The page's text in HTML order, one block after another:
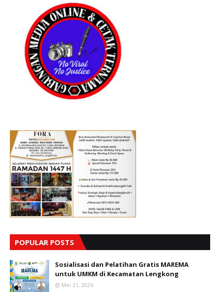
POPULAR POSTS
Sosialisasi dan Pelatihan Gratis MAREMA
untuk UMKM di Kecamatan Lengkong
Mei 21, 2026